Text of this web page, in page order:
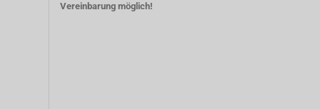
Vereinbarung möglich!